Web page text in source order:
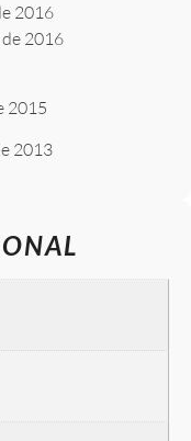
2016
2016
2015
2013